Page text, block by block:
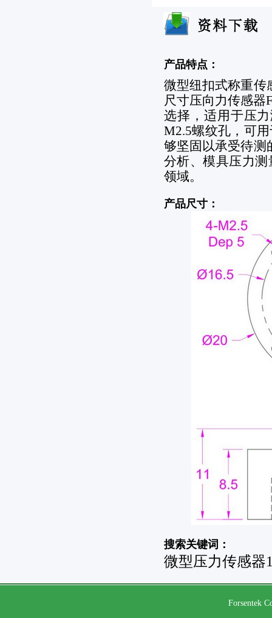
产品特点：
微型纽扣式称重传
尺寸压向力传感器
选择，适用于压
M2.5螺纹孔，可
够坚固以承受待测
分析、模具压力
领域。
产品尺寸：
搜索关键词：
微型压力传感器
Forsentek